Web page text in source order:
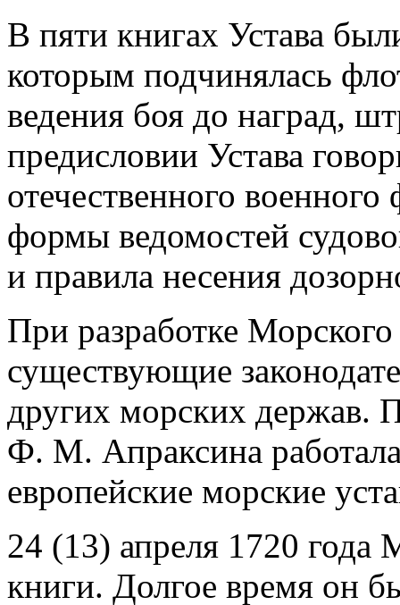
В пяти книгах Устава
которым подчинялась
ведения боя до наград,
предисловии Устава
отечественного
формы ведомостей
и правила несения
При разработке
существующие
других морских держав.
Ф. М. Апраксина
европейские морские
24 (13) апреля 1720 года
книги. Долгое время он